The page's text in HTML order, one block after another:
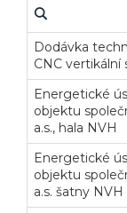
Dodávka
CNC vertikální
Energetické
objektu
a.s., hala NVH
Energetické
objektu
a.s. šatny NVH